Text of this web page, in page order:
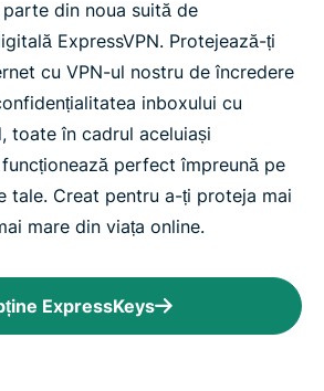
din noua suită de
ExpressVPN. Protejează-ți
cu VPN-ul nostru de încredere
inboxului cu
toate în cadrul aceluiași
perfect împreună pe
tale. Creat pentru a-ți proteja mai
mare din viața online.
ExpressKeys